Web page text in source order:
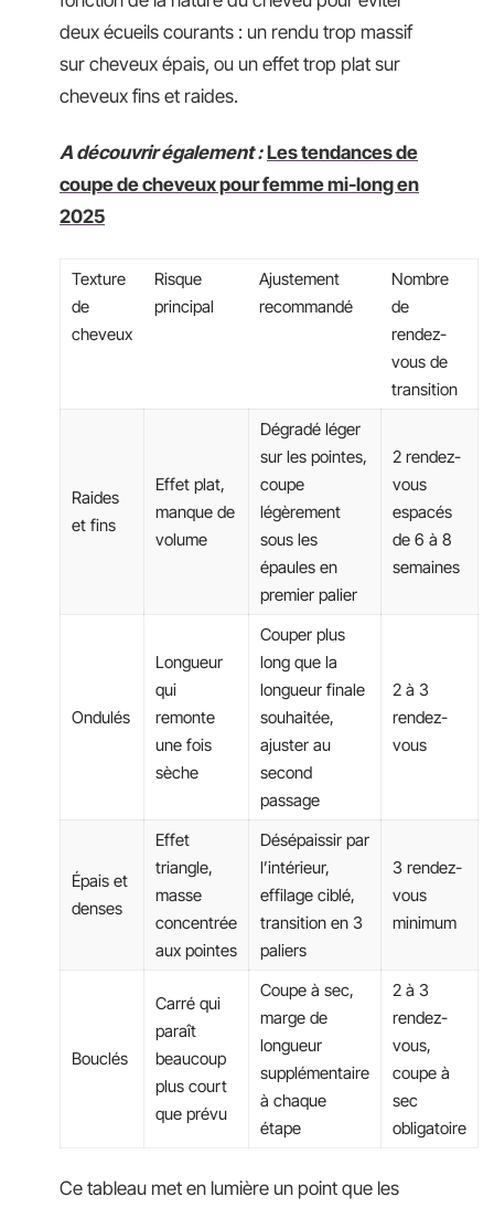
deux écueils courants : un rendu trop massif
sur cheveux épais, ou un effet trop plat sur
cheveux fins et raides.
A découvrir également : Les tendances de
coupe de cheveux pour femme mi-long en
2025
Texture
de
cheveux
Risque
principal
Ajustement
recommandé
Nombre
de
rendez-
vous de
transition
Raides
et fins
Effet plat,
manque de
volume
Dégradé léger
sur les pointes,
coupe
légèrement
sous les
épaules en
premier palier
2 rendez-
vous
espacés
de 6 à 8
semaines
Ondulés
Longueur
qui
remonte
une fois
sèche
Couper plus
long que la
longueur finale
souhaitée,
ajuster au
second
passage
2 à 3
rendez-
vous
Épais et
denses
Effet
triangle,
masse
concentrée
aux pointes
Désépaissir par
l’intérieur,
effilage ciblé,
transition en 3
paliers
3 rendez-
vous
minimum
Bouclés
Carré qui
paraît
beaucoup
plus court
que prévu
Coupe à sec,
marge de
longueur
supplémentaire
à chaque
étape
2 à 3
rendez-
vous,
coupe à
sec
obligatoire
Ce tableau met en lumière un point que les